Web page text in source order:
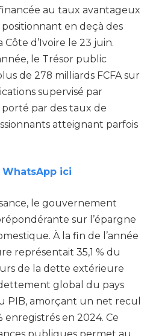
financée au taux avantageux
positionnant en deçà des
Côte d’Ivoire le 23 juin.
le Trésor public
de 278 milliards FCFA sur
supervisé par
porté par des taux de
atteignant parfois
ici
le gouvernement
sur l’épargne
À la fin de l’année
représentait 35,1 % du
de la dette extérieure
global du pays
PIB, amorçant un net recul
enregistrés en 2024. Ce